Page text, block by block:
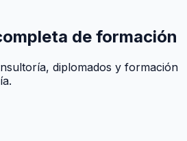
de formación
diplomados y formación